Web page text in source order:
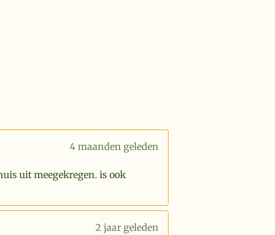
4 maanden geleden
uit meegekregen. is ook
2 jaar geleden